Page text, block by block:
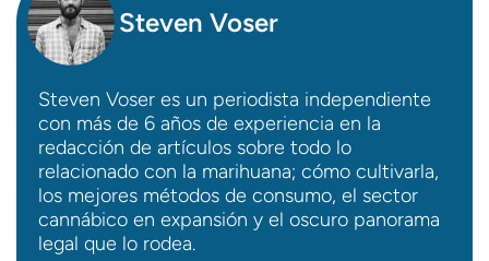
Steven Voser
Steven Voser es un periodista independiente
con más de 6 años de experiencia en la
redacción de artículos sobre todo lo
relacionado con la marihuana; cómo cultivarla,
los mejores métodos de consumo, el sector
cannábico en expansión y el oscuro panorama
legal que lo rodea.